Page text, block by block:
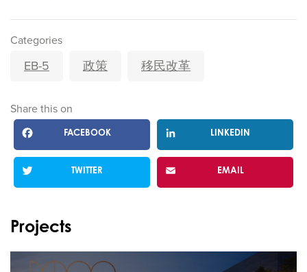
Categories
EB-5 政策 移民改革
Share this on
FACEBOOK LINKEDIN
TWITTER EMAIL
Projects